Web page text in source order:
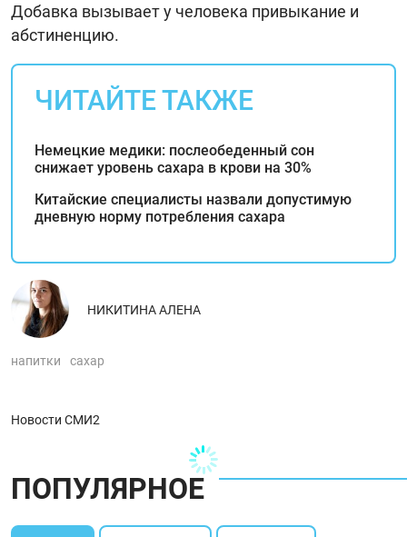
Добавка вызывает у человека привыкание и
абстиненцию.
ЧИТАЙТЕ ТАКЖЕ
Немецкие медики: послеобеденный сон
снижает уровень сахара в крови на 30%
Китайские специалисты назвали допустимую
дневную норму потребления сахара
НИКИТИНА АЛЕНА
напитки сахар
Новости СМИ2
ПОПУЛЯРНОЕ